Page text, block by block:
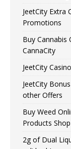
JeetCity Extra
Promotions
Buy Cannabis
CannaCity
JeetCity
JeetCity
other Offers
Buy Weed
Products Shop
2g of Dual